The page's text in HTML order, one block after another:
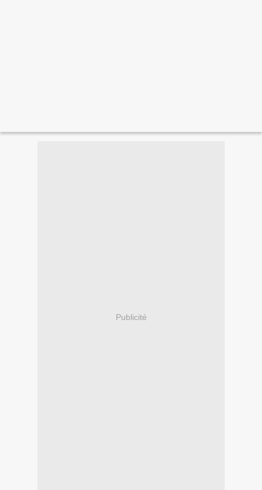
Publicité